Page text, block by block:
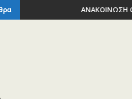
ΜΕΤΑΦΟΡΩΝ – ΥΠΟΥΡΓΕΙΟ
ΑΝΑΚΟΙΝΩΣΗ Ο.Β.Ε.